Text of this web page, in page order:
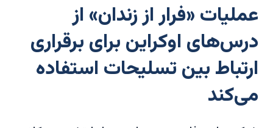
عملیات «فرار از زندان» از
درس‌های اوکراین برای برقراری
ارتباط بین تسلیحات استفاده
می‌کند